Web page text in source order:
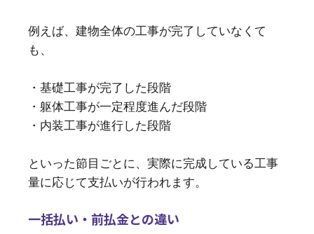
例えば、建物全体の工事が完了していなくて
も、
・基礎工事が完了した段階
・躯体工事が一定程度進んだ段階
・内装工事が進行した段階
といった節目ごとに、実際に完成している工事
量に応じて支払いが行われます。
一括払い・前払金との違い